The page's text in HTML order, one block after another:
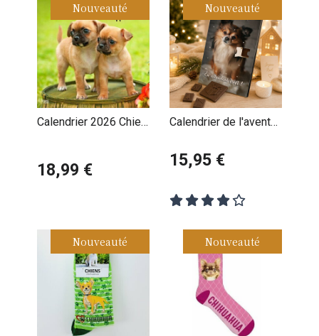
Nouveauté
Calendrier 2026 Chien
18,99 €
Nouveauté
Calendrier de l'avent
personnalisé avec
15,95 €
Nouveauté Nouveauté